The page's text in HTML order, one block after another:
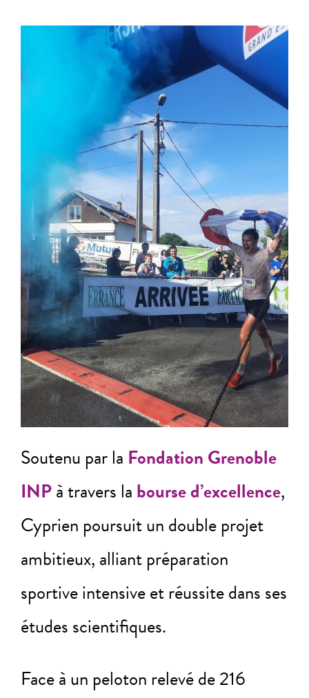
Soutenu par la Fondation Grenoble
INPà travers la bourse d’excellence,
Cyprien poursuit un double projet
ambitieux, alliant préparation
sportive intensive et réussite dans ses
études scientifiques.
Face à un peloton relevé de 216